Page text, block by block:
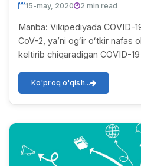
15-may, 2020 2 min read
Manba: Vikipediyada COVID-
CoV-2, yaʼni ogʻir oʻtkir nafas
keltirib chiqaradigan COVID-
Ko'proq o'qish...